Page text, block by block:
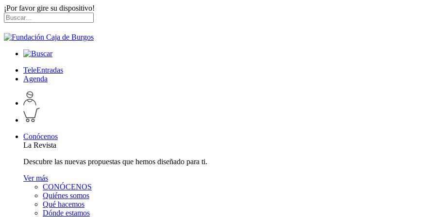
¡Por favor gire su dispositivo!
Skip
to
content
Buscar
por:
TeleEntradas
Agenda
Acceder
a
perfil
personal
Inspeccionar
carrito
Conócenos
La Revista
Descubre las nuevas propuestas que hemos diseñado para ti.
Ver más
CONÓCENOS
Quiénes somos
Qué hacemos
Dónde estamos